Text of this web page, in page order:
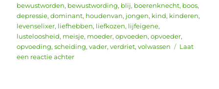
op
bewustworden, bewustwording, blij, boerenknecht, boos,
depressie,dominant, houdenvan, jongen, kind, kinderen,
levenselixer, liefhebben, liefkozen, lijfeigene,
lusteloosheid, meisje, moeder,opvoeden,opvoeder,
opvoeding,scheiding,vader,verdriet,volwassen
Laat
een reactie achterop